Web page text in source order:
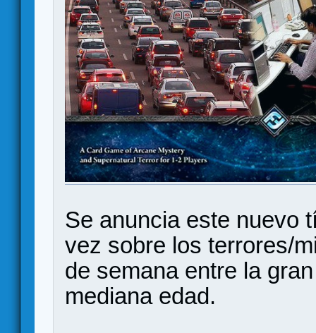
Se anuncia este nuevo
vez sobre los terrores/
de semana entre la
mediana edad.